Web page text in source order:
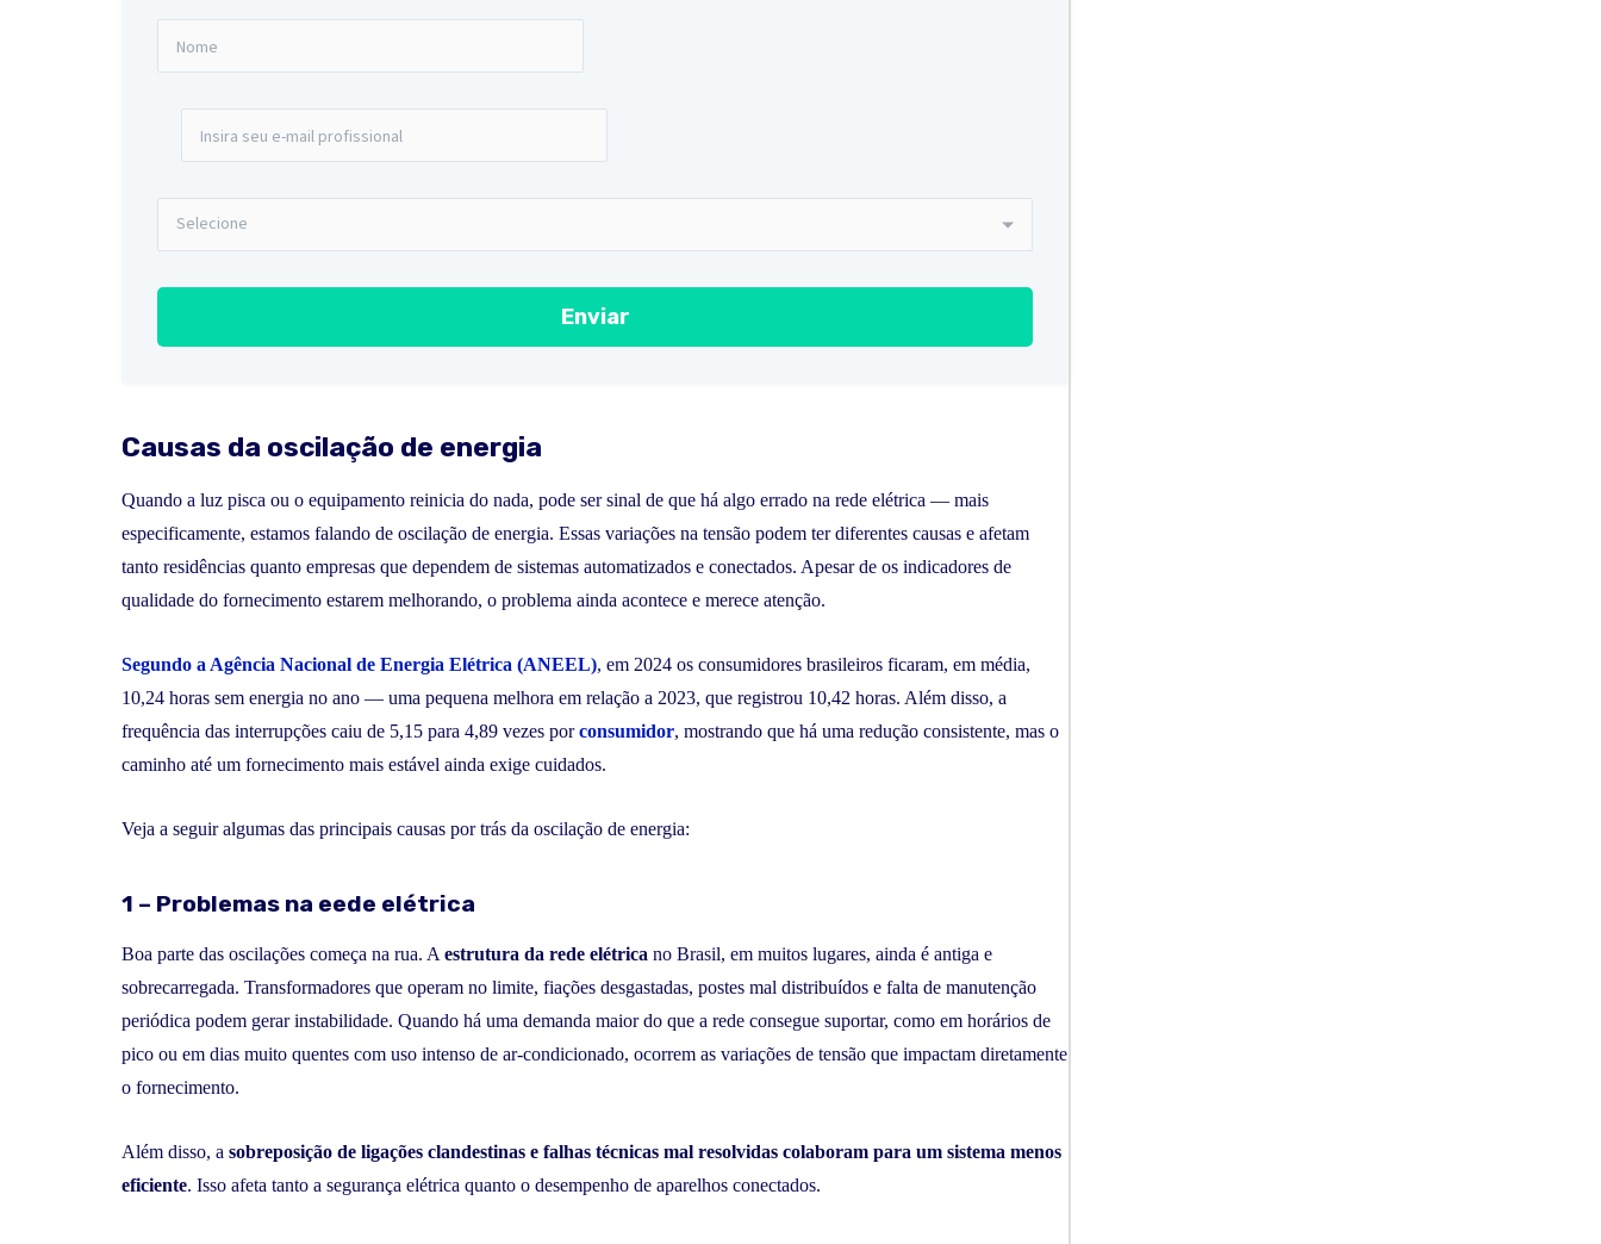
Causas da oscilação de energia
Quando a luz pisca ou o equipamento reinicia do nada, pode ser sinal de que há algo errado na rede elétrica — mais
especificamente, estamos falando de oscilação de energia. Essas variações na tensão podem ter diferentes causas e afetam
tanto residências quanto empresas que dependem de sistemas automatizados e conectados. Apesar de os indicadores de
qualidade do fornecimento estarem melhorando, o problema ainda acontece e merece atenção.
Segundo a Agência Nacional de Energia Elétrica (ANEEL), em 2024 os consumidores brasileiros ficaram, em média,
10,24 horas sem energia no ano — uma pequena melhora em relação a 2023, que registrou 10,42 horas. Além disso, a
frequência das interrupções caiu de 5,15 para 4,89 vezes porconsumidor, mostrando que há uma redução consistente, mas o
caminho até um fornecimento mais estável ainda exige cuidados.
Veja a seguir algumas das principais causas por trás da oscilação de energia:
1 – Problemas na eede elétrica
Boa parte das oscilações começa na rua. A estrutura da rede elétrica no Brasil, em muitos lugares, ainda é antiga e
sobrecarregada. Transformadores que operam no limite, fiações desgastadas, postes mal distribuídos e falta de manutenção
periódica podem gerar instabilidade. Quando há uma demanda maior do que a rede consegue suportar, como em horários de
pico ou em dias muito quentes com uso intenso de ar-condicionado, ocorrem as variações de tensão que impactam diretamente
o fornecimento.
Além disso, a sobreposição de ligações clandestinas e falhas técnicas mal resolvidas colaboram para um sistema menos
eficiente. Isso afeta tanto a segurança elétrica quanto o desempenho de aparelhos conectados.